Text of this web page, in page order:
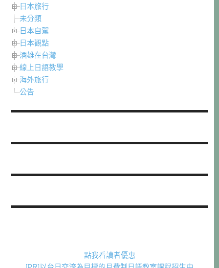
日本旅行
未分類
日本自駕
日本觀點
酒雄在台灣
線上日語教學
海外旅行
公告
點我看讀者優惠